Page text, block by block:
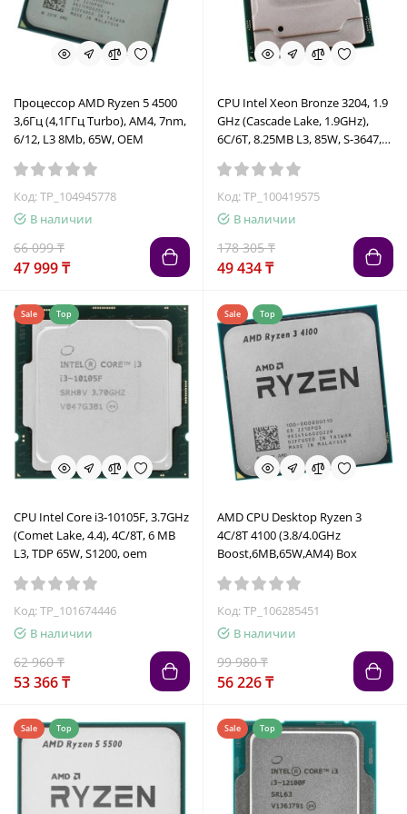
Процессор AMD Ryzen 5 4500
3,6Гц (4,1ГГц Turbo), AM4, 7nm,
6/12, L3 8Mb, 65W, OEM
Код: TP_104945778
В наличии
66 099 ₸
47 999 ₸
CPU Intel Xeon Bronze 3204, 1.9
GHz (Cascade Lake, 1.9GHz),
6C/6T, 8.25MB L3, 85W, S-3647,
Код: TP_100419575
В наличии
178 305 ₸
49 434 ₸
Sale Top
СPU Intel Сore i3-10105F, 3.7GHz
(Comet Lake, 4.4), 4C/8T, 6 MB
L3, TDP 65W, S1200, oem
Код: TP_101674446
В наличии
62 960 ₸
53 366 ₸
Sale Top
AMD CPU Desktop Ryzen 3
4C/8T 4100 (3.8/4.0GHz
Boost,6MB,65W,AM4) Box
Код: TP_106285451
В наличии
99 980 ₸
56 226 ₸
Sale Top Sale Top